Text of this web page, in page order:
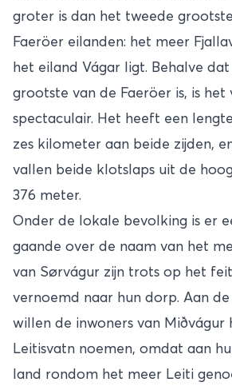
groter is dan het tweede
Faeröer eilanden: het meer
het eiland Vágar ligt. Behalve
grootste van de Faeröer is, is het
spectaculair. Het heeft een
zes kilometer aan beide zijden,
vallen beide klotslaps uit de
376 meter.
Onder de lokale bevolking is er
gaande over de naam van het
van Sørvágur zijn trots op het
vernoemd naar hun dorp. Aan
willen de inwoners van Miðvágur
Leitisvatn noemen, omdat aan
land rondom het meer Leiti